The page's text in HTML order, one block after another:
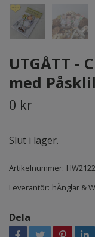
UTGÅTT -
med
0 kr
Slut i lager.
Artikelnummer:
Leverantör: hÄnglar &
Dela